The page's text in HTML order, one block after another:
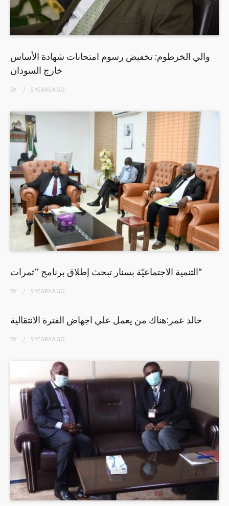
والي الخرطوم: تخفيض رسوم امتحانات شهادة الأساس
خارج السودان
BY 5 YEARSAGO
التنمية الاجتماعيّة بسنار تبحث إطلاق برنامج ”ثمرات“
BY 5 YEARSAGO
خالد عمر:هناك من يعمل علي اجهاض الفترة الانتقالية
BY 5 YEARSAGO